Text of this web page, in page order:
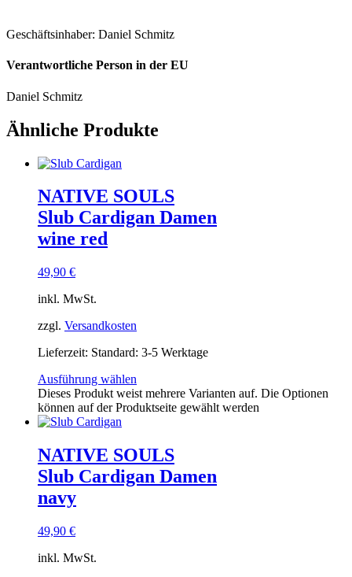
Geschäftsinhaber: Daniel Schmitz
Verantwortliche Person in der EU
Daniel Schmitz
Ähnliche Produkte
NATIVE SOULS
Slub Cardigan Damen
wine red
49,90 €
inkl. MwSt.
zzgl. Versandkosten
Lieferzeit: Standard: 3-5 Werktage
Ausführung wählen
Dieses Produkt weist mehrere Varianten auf. Die Optionen
können auf der Produktseite gewählt werden
NATIVE SOULS
Slub Cardigan Damen
navy
49,90 €
inkl. MwSt.